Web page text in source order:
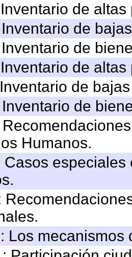
de
de
de
de
de
de
Humanos.
Casos
Los